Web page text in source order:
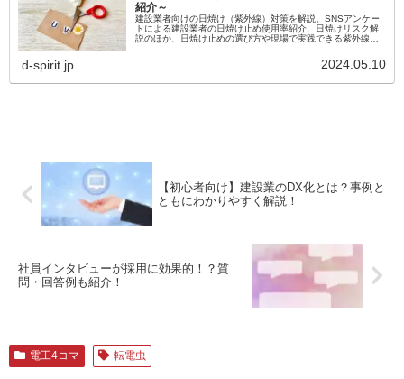
紹介～
建設業者向けの日焼け（紫外線）対策を解説。SNSアンケー
トによる建設業者の日焼け止め使用率紹介、日焼けリスク解
説のほか、日焼け止めの選び方や現場で実践できる紫外線対
d-spirit.jp 2024.05.10
【初心者向け】建設業のDX化とは？事例と
ともにわかりやすく解説！
社員インタビューが採用に効果的！？質
問・回答例も紹介！
電工4コマ 転電虫